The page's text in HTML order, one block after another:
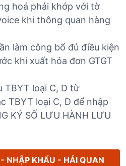
hoá phải khớp với tờ
khi thông quan hàng
làm công bố đủ điều kiện
khi xuất hóa đơn GTGT
TBYT loại C, D từ
TBYT loại C, D để nhập
KÝ SỐ LƯU HÀNH LƯU
NHẬP KHẨU - HẢI QUAN